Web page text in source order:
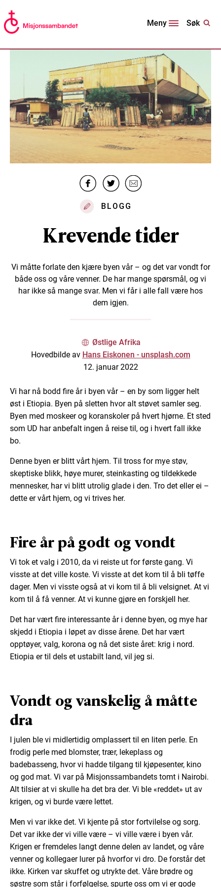
Meny Søk
BLOGG
Krevende tider
Vi måtte forlate den kjære byen vår – og det var vondt for
både oss og våre venner. De har mange spørsmål, og vi
har ikke så mange svar. Men vi får i alle fall være hos
dem igjen.
Østlige Afrika
Hovedbilde av Hans Eiskonen - unsplash.com
12. januar 2022
Vi har nå bodd fire år i byen vår – en by som ligger helt
øst i Etiopia. Byen på sletten hvor alt støvet samler seg.
Byen med moskeer og koranskoler på hvert hjørne. Et sted
som UD har anbefalt ingen å reise til, og i hvert fall ikke
bo.
Denne byen er blitt vårt hjem. Til tross for mye støv,
skeptiske blikk, høye murer, steinkasting og tildekkede
mennesker, har vi blitt utrolig glade i den. Tro det eller ei –
dette er vårt hjem, og vi trives her.
Fire år på godt og vondt
Vi tok et valg i 2010, da vi reiste ut for første gang. Vi
visste at det ville koste. Vi visste at det kom til å bli tøffe
dager. Men vi visste også at vi kom til å bli velsignet. At vi
kom til å få venner. At vi kunne gjøre en forskjell her.
Det har vært fire interessante år i denne byen, og mye har
skjedd i Etiopia i løpet av disse årene. Det har vært
opptøyer, valg, korona og nå det siste året: krig i nord.
Etiopia er til dels et ustabilt land, vil jeg si.
Vondt og vanskelig å måtte
dra
I julen ble vi midlertidig omplassert til en liten perle. En
frodig perle med blomster, trær, lekeplass og
badebasseng, hvor vi hadde tilgang til kjøpesenter, kino
og god mat. Vi var på Misjonssambandets tomt i Nairobi.
Alt tilsier at vi skulle ha det bra der. Vi ble «reddet» ut av
krigen, og vi burde være lettet.
Men vi var ikke det. Vi kjente på stor fortvilelse og sorg.
Det var ikke der vi ville være – vi ville være i byen vår.
Krigen er fremdeles langt denne delen av landet, og våre
venner og kollegaer lurer på hvorfor vi dro. De forstår det
ikke. Kirken var skuffet og utrykte det. Våre brødre og
søstre som står i forfølgelse, spurte oss om vi er gode